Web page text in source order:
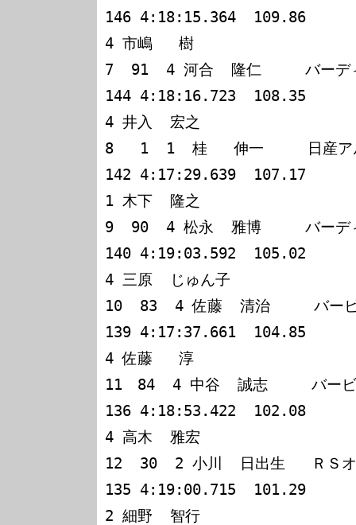
146 4:18:15.364  109.86
4 市嶋   樹
7  91  4 河合  隆仁     バーディ
144 4:18:16.723  108.35
4 井入  宏之
8   1  1  桂   伸一     日産アル
142 4:17:29.639  107.17
1 木下  隆之
9  90  4 松永  雅博     バーディ
140 4:19:03.592  105.02
4 三原  じゅん子
10  83  4 佐藤  清治     バービー
139 4:17:37.661  104.85
4 佐藤   淳
11　84  4 中谷  誠志     バービ
136 4:18:53.422  102.08
4 高木  雅宏
12  30  2 小川  日出生   ＲＳオ
135 4:19:00.715  101.29
2 細野  智行